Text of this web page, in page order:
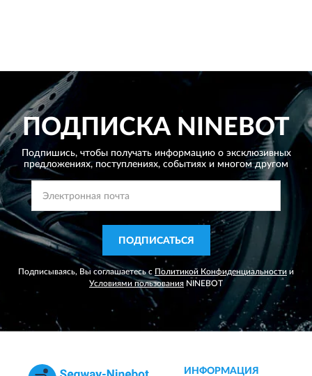
ПОДПИСКА NINEBOT
Подпишись, чтобы получать информацию о эксклюзивных
предложениях, поступлениях, событиях и многом другом
ПОДПИСАТЬСЯ
Подписываясь, Вы соглашаетесь с Политикой Конфиденциальности и
Условиями пользования NINEBOT
ИНФОРМАЦИЯ